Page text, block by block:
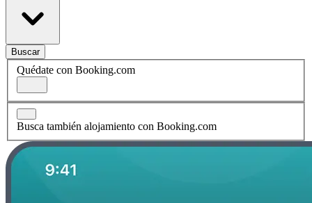
Buscar
Quédate con Booking.com
Busca también alojamiento con Booking.com